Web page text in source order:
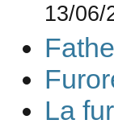
13/06/
La